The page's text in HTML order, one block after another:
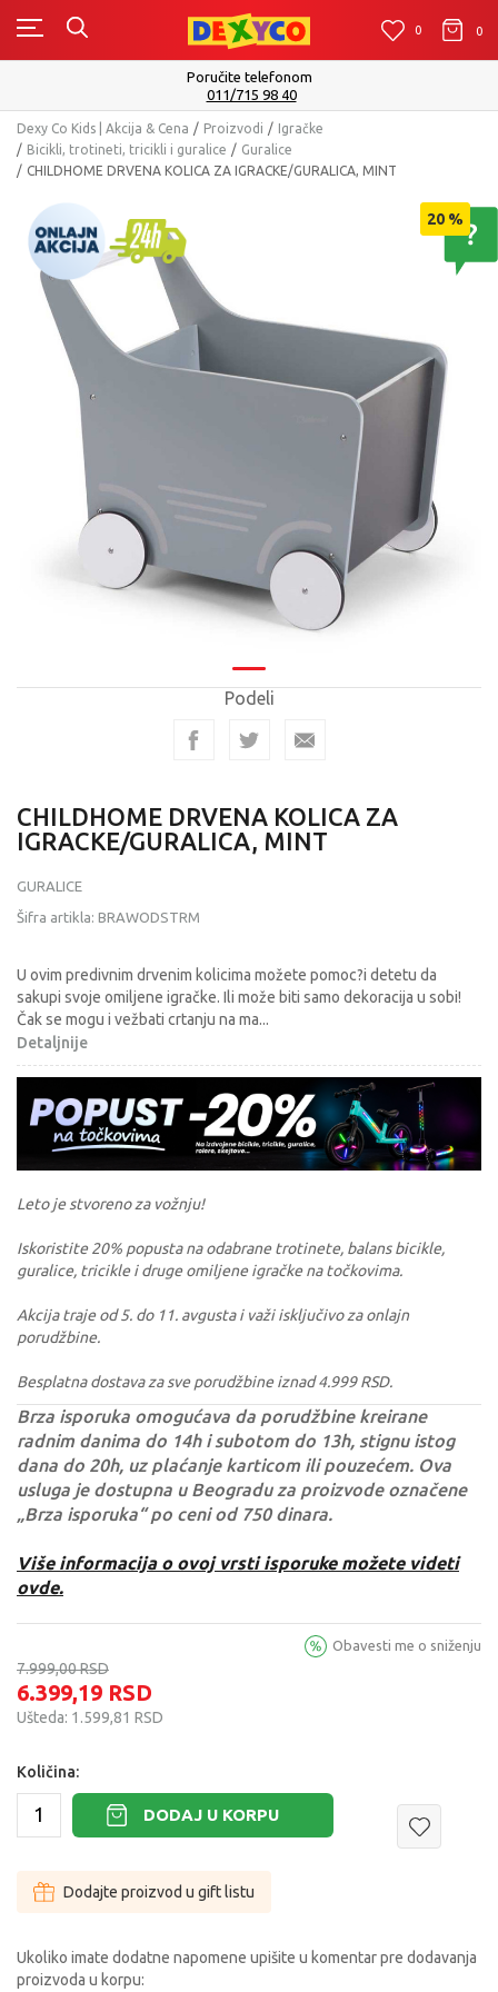
0 0 0
Isporuku možete očekivati u roku od 2 do 4 radna dana!
Pogledaj više
Dexy Co Kids | Akcija & Cena Proizvodi
Igračke
Bicikli, trotineti, tricikli i guralice
Guralice
CHILDHOME DRVENA KOLICA ZA IGRACKE/GURALICA, MINT
20 %
Podeli
CHILDHOME DRVENA KOLICA ZA
IGRACKE/GURALICA, MINT
GURALICE
Šifra artikla: BRAWODSTRM
U ovim predivnim drvenim kolicima možete pomoc?i detetu da
sakupi svoje omiljene igračke. Ili može biti samo dekoracija u sobi!
Čak se mogu i vežbati crtanju na ma...
Detaljnije
Leto je stvoreno za vožnju!
Iskoristite 20% popusta na odabrane trotinete, balans bicikle,
guralice, tricikle i druge omiljene igračke na točkovima.
Akcija traje od 5. do 11. avgusta i važi isključivo za onlajn
porudžbine.
Besplatna dostava za sve porudžbine iznad 4.999 RSD.
Brza isporuka omogućava da porudžbine kreirane
radnim danima do 14h i subotom do 13h, stignu istog
dana do 20h, uz plaćanje karticom ili pouzećem. Ova
usluga je dostupna u Beogradu za proizvode označene
„Brza isporuka“ po ceni od 750 dinara.
Više informacija o ovoj vrsti isporuke možete videti
ovde.
7.999,00RSD
6.399,19 RSD
Ušteda: 1.599,81 RSD
Obavesti me o sniženju
Količina:
DODAJ U KORPU
Dodajte proizvod u gift listu
Ukoliko imate dodatne napomene upišite u komentar pre dodavanja
proizvoda u korpu: